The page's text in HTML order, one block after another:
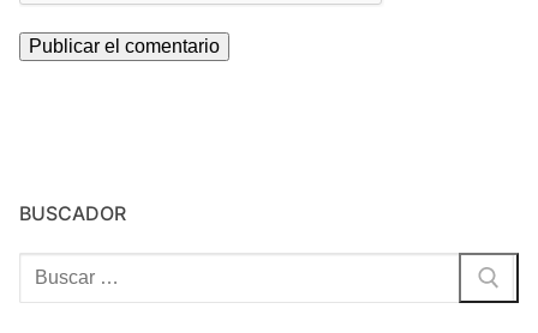
BUSCADOR
Buscar: